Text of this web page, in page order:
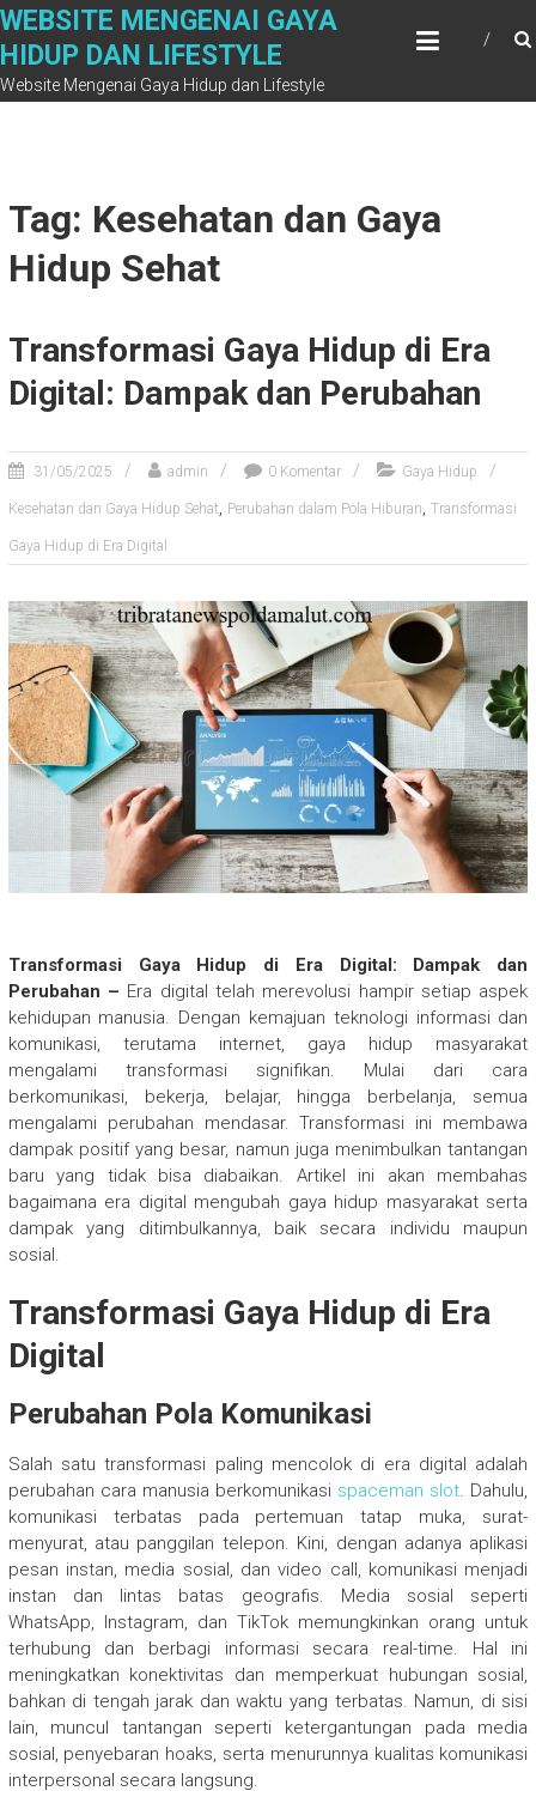
Skip
content
WEBSITE MENGENAI GAYA
HIDUP DAN LIFESTYLE
Website Mengenai Gaya Hidup dan Lifestyle
Tag: Kesehatan dan Gaya
Hidup Sehat
Transformasi Gaya Hidup di Era
Digital: Dampak dan Perubahan
31/05/2025 admin 0 Komentar Gaya Hidup
Kesehatan dan Gaya Hidup Sehat, Perubahan dalam Pola Hiburan, Transformasi
Gaya Hidup di Era Digital
Transformasi Gaya Hidup di Era Digital: Dampak dan
Perubahan – Era digital telah merevolusi hampir setiap aspek
kehidupan manusia. Dengan kemajuan teknologi informasi dan
komunikasi, terutama internet, gaya hidup masyarakat
mengalami transformasi signifikan. Mulai dari cara
berkomunikasi, bekerja, belajar, hingga berbelanja, semua
mengalami perubahan mendasar. Transformasi ini membawa
dampak positif yang besar, namun juga menimbulkan tantangan
baru yang tidak bisa diabaikan. Artikel ini akan membahas
bagaimana era digital mengubah gaya hidup masyarakat serta
dampak yang ditimbulkannya, baik secara individu maupun
sosial.
Transformasi Gaya Hidup di Era
Digital
Perubahan Pola Komunikasi
Salah satu transformasi paling mencolok di era digital adalah
perubahan cara manusia berkomunikasi spaceman slot. Dahulu,
komunikasi terbatas pada pertemuan tatap muka, surat-
menyurat, atau panggilan telepon. Kini, dengan adanya aplikasi
pesan instan, media sosial, dan video call, komunikasi menjadi
instan dan lintas batas geografis. Media sosial seperti
WhatsApp, Instagram, dan TikTok memungkinkan orang untuk
terhubung dan berbagi informasi secara real-time. Hal ini
meningkatkan konektivitas dan memperkuat hubungan sosial,
bahkan di tengah jarak dan waktu yang terbatas. Namun, di sisi
lain, muncul tantangan seperti ketergantungan pada media
sosial, penyebaran hoaks, serta menurunnya kualitas komunikasi
interpersonal secara langsung.